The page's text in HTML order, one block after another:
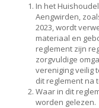
In het
Aengwirden,
2023, wordt
materiaal en
reglement zijn
zorgvuldige
vereniging veilig
dit reglement na
Waar in dit
worden gelezen.